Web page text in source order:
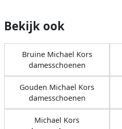
Bekijk ook
Bruine Michael Kors
damesschoenen
Gouden Michael Kors
damesschoenen
Michael Kors